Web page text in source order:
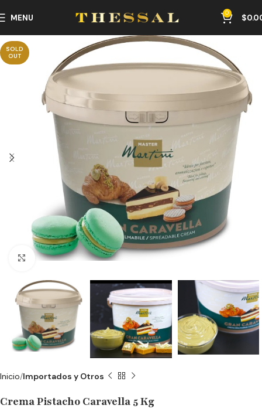
MENU 0 $
SOLD
OUT
Click to enlarge
Inicio Importados y Otros
Crema Pistacho Caravella 5 Kg